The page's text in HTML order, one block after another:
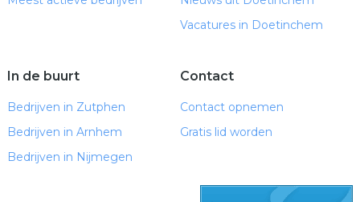
Vacatures in Doetinchem
In de buurt
Bedrijven in Zutphen
Bedrijven in Arnhem
Bedrijven in Nijmegen
Contact
Contact opnemen
Gratis lid worden